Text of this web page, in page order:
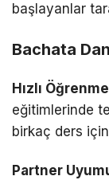
başlayanlar
Bachata
Hızlı
eğitimlerinde
birkaç ders
Partner